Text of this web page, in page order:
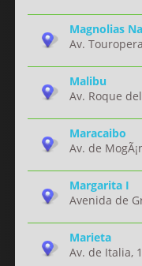
Magnolias
Av.
Malibu
Av. Roque
Maracaibo
Av. de
Margarita I
Avenida de
Marieta
Av. de Italia,